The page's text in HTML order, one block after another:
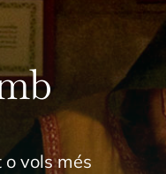
vols més